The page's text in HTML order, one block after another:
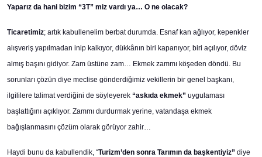
Yaparız da hani bizim “3T” miz vardı ya… O ne olacak?
Ticaretimiz; artık kabullenelim berbat durumda. Esnaf kan ağlıyor, kepenkler
alışveriş yapılmadan inip kalkıyor, dükkânın biri kapanıyor, biri açılıyor, döviz
almış başını gidiyor. Zam üstüne zam… Ekmek zammı köşeden döndü. Bu
sorunları çözün diye meclise gönderdiğimiz vekillerin bir genel başkanı,
ilgililere talimat verdiğini de söyleyerek “askıda ekmek” uygulaması
başlattığını açıklıyor. Zammı durdurmak yerine, vatandaşa ekmek
bağışlanmasını çözüm olarak görüyor zahir…
Haydi bunu da kabullendik, “Turizm’den sonra Tarımın da başkentiyiz” diye